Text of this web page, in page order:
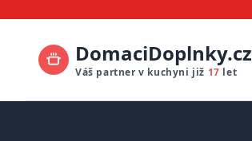
DomaciDoplnky.cz
Váš partner v kuchyni již 17 let